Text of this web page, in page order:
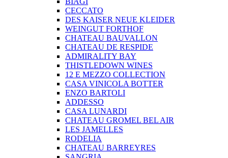
CECCATO
DES KAISER NEUE KLEIDER
WEINGUT FORTHOF
CHATEAU BAUVALLON
CHATEAU DE RESPIDE
ADMIRALITY BAY
THISTLEDOWN WINES
12 E MEZZO COLLECTION
CASA VINICOLA BOTTER
ENZO BARTOLI
ADDESSO
CASA LUNARDI
CHATEAU GROMEL BEL AIR
LES JAMELLES
RODELIA
CHATEAU BARREYRES